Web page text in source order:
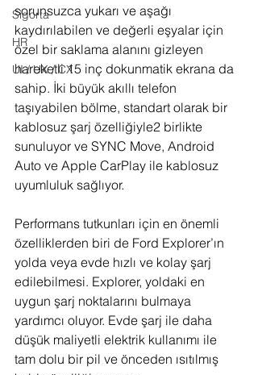
Sigorta
HR
UI / UX / CX
sorunsuzca yukarı ve aşağı
kaydırılabilen ve değerli eşyalar için
özel bir saklama alanını gizleyen
hareketli 15 inç dokunmatik ekrana da
sahip. İki büyük akıllı telefon
taşıyabilen bölme, standart olarak bir
kablosuz şarj özelliğiyle2 birlikte
sunuluyor ve SYNC Move, Android
Auto ve Apple CarPlay ile kablosuz
uyumluluk sağlıyor.
Performans tutkunları için en önemli
özelliklerden biri de Ford Explorer’ın
yolda veya evde hızlı ve kolay şarj
edilebilmesi. Explorer, yoldaki en
uygun şarj noktalarını bulmaya
yardımcı oluyor. Evde şarj ile daha
düşük maliyetli elektrik kullanımı ile
tam dolu bir pil ve önceden ısıtılmış